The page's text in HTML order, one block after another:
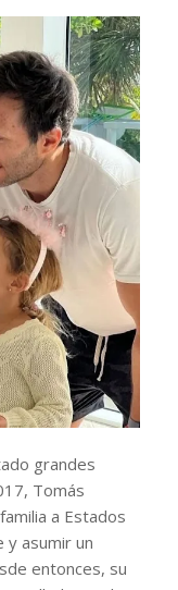
grandes
Tomás
a Estados
y asumir un
entonces, su